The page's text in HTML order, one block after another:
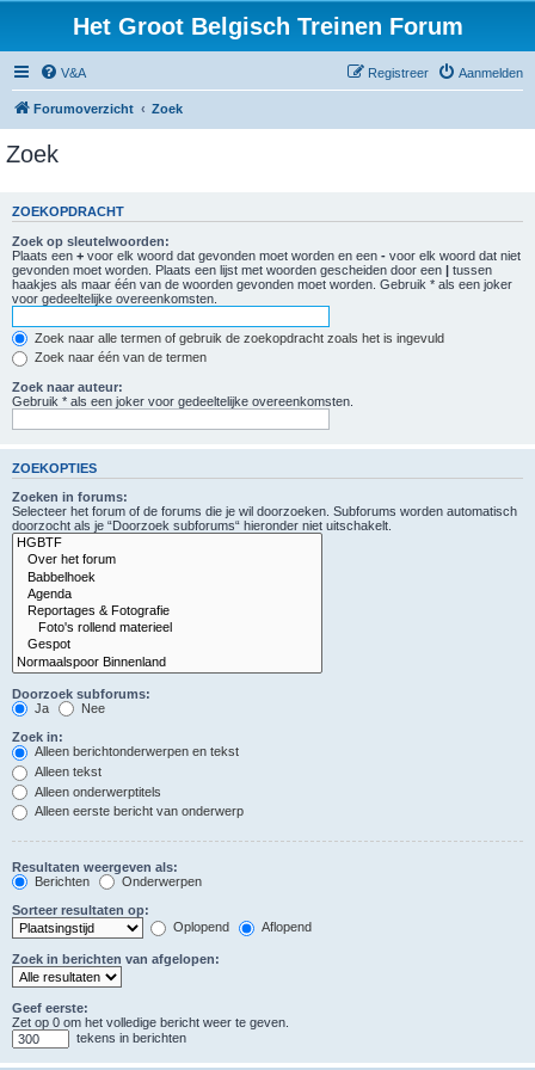
Het Groot Belgisch Treinen Forum
V&A Aanmelden
Registreer
Forumoverzicht Zoek
Zoek
ZOEKOPDRACHT
Zoek op sleutelwoorden:
Plaats een + voor elk woord dat gevonden moet worden en een - voor elk woord dat niet
gevonden moet worden. Plaats een lijst met woorden gescheiden door een | tussen
haakjes als maar één van de woorden gevonden moet worden. Gebruik * als een joker
voor gedeeltelijke overeenkomsten.
Zoek naar alle termen of gebruik de zoekopdracht zoals het is ingevuld
Zoek naar één van de termen
Zoek naar auteur:
Gebruik * als een joker voor gedeeltelijke overeenkomsten.
ZOEKOPTIES
Zoeken in forums:
Selecteer het forum of de forums die je wil doorzoeken. Subforums worden automatisch
doorzocht als je “Doorzoek subforums“ hieronder niet uitschakelt.
Doorzoek subforums:
Ja
Nee
Zoek in:
Alleen berichtonderwerpen en tekst
Alleen tekst
Alleen onderwerptitels
Alleen eerste bericht van onderwerp
Resultaten weergeven als:
Berichten
Onderwerpen
Sorteer resultaten op:
Oplopend
Aflopend
Zoek in berichten van afgelopen:
Geef eerste:
Zet op 0 om het volledige bericht weer te geven.
tekens in berichten